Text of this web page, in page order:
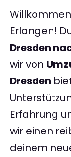
Erlangen!
Dresden
wir von
Dresden
Erfahrung
wir einen
deinem